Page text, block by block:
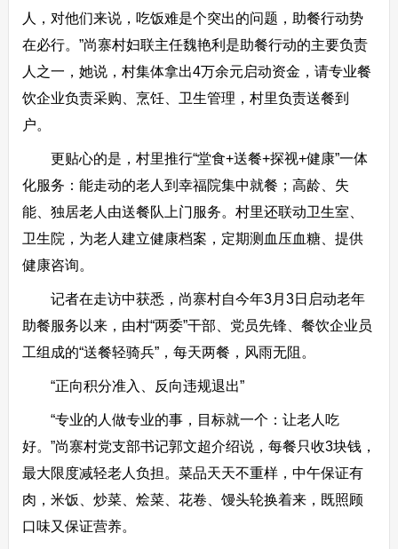
人，对他们来说，吃饭难是个突出的问题，助餐行动势
在必行。”尚寨村妇联主任魏艳利是助餐行动的主要负责
人之一，她说，村集体拿出4万余元启动资金，请专业餐
饮企业负责采购、烹饪、卫生管理，村里负责送餐到
户。
更贴心的是，村里推行“堂食+送餐+探视+健康”一体
化服务：能走动的老人到幸福院集中就餐；高龄、失
能、独居老人由送餐队上门服务。村里还联动卫生室、
卫生院，为老人建立健康档案，定期测血压血糖、提供
健康咨询。
记者在走访中获悉，尚寨村自今年3月3日启动老年
助餐服务以来，由村“两委”干部、党员先锋、餐饮企业员
工组成的“送餐轻骑兵”，每天两餐，风雨无阻。
“正向积分准入、反向违规退出”
“专业的人做专业的事，目标就一个：让老人吃
好。”尚寨村党支部书记郭文超介绍说，每餐只收3块钱，
最大限度减轻老人负担。菜品天天不重样，中午保证有
肉，米饭、炒菜、烩菜、花卷、馒头轮换着来，既照顾
口味又保证营养。